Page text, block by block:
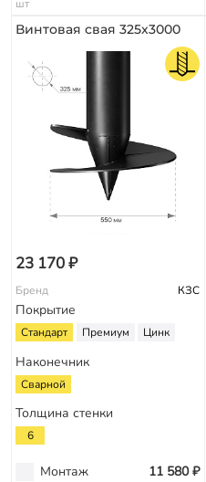
шт
Винтовая свая 325х3000
23 170 ₽
Бренд КЗС
Покрытие
Стандарт Премиум Цинк
Наконечник
Сварной
Толщина стенки
6
Монтаж 11 580 ₽